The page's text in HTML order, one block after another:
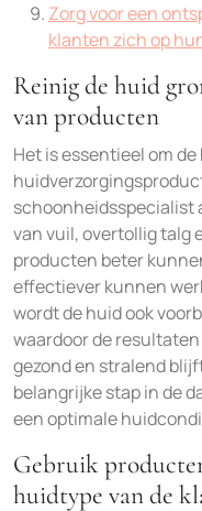
Zorg voor een
klanten zich op
Reinig de huid
van producten
Het is essentieel om
schoonheidsspecialist
van vuil, overtollig talg
producten beter
effectiever kunnen
wordt de huid ook
waardoor de
gezond en stralend
belangrijke stap in de
een optimale
Gebruik
huidtype van de